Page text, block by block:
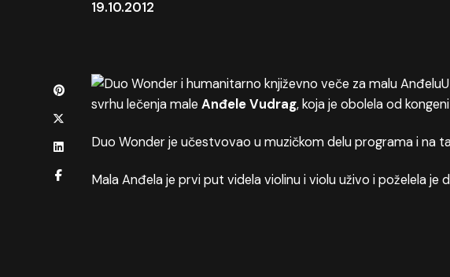
19.10.2012
svrhu lečenja male Anđele Vudrag, koja je obolela od
Duo Wonderje učestvovao u muzičkom delu programa i na
Mala Anđela je prvi put videla violinu i violu uživo i poželela je